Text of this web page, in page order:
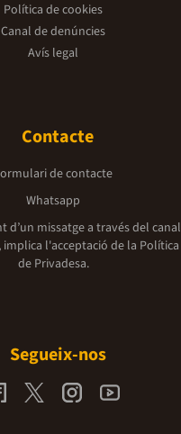
Política de cookies
Canal de denúncies
Avís legal
Contacte
de contacte
Whatsapp
d’un missatge a través del canal
implica l'acceptació de la Política
de Privadesa.
Segueix-nos